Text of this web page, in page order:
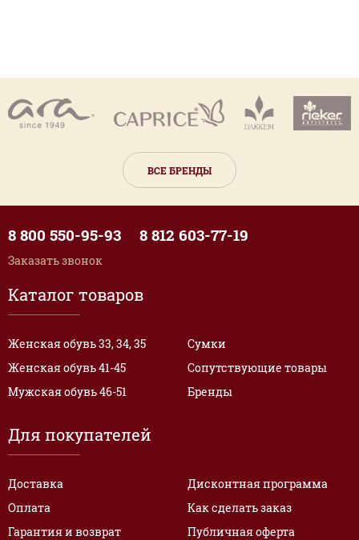
ВСЕ БРЕНДЫ
Каталог товаров
Женская обувь 33, 34, 35
Женская обувь 41-45
Мужская обувь 46-51
Сумки
Сопутствующие товары
Бренды
Для покупателей
Доставка
Оплата
Гарантия и возврат
Дисконтная программа
Как сделать заказ
Публичная оферта
8 800 550-95-93 8 812 603-77-19
Заказать звонок